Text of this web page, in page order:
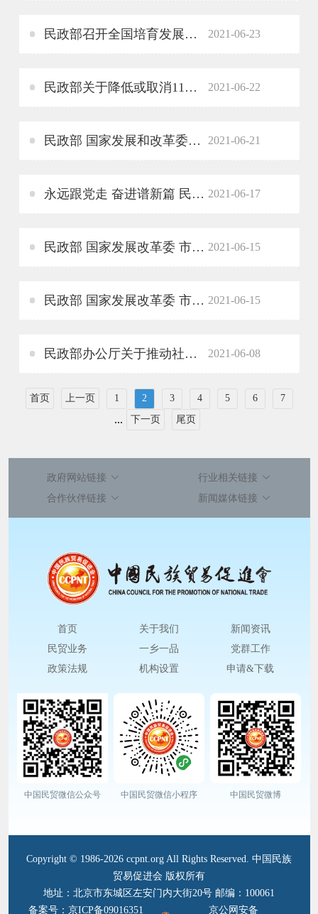
民政部召开全国培育发展社区社会组织工作推进会 2021-06-23
民政部关于降低或取消11家社会组织评估等级的公告 2021-06-22
民政部 国家发展和改革委员会印发《“十四五”民政事业发展规划》 要求推动社会组织健康有序发展 2021-06-21
永远跟党走 奋进谱新篇 民政部部管社会组织综合党委举办部管社会组织党史学习教育知识竞赛 2021-06-17
民政部 国家发展改革委 市场监管总局关于开展行业协会商会乱收费专项清理整治工作的通知 2021-06-15
民政部 国家发展改革委 市场监管总局关于组织开展2021年度 全国性行业协会商会收费自查抽查工作的通知 2021-06-15
民政部办公厅关于推动社会组织开展“邻里守望”关爱行动的通知 2021-06-08
首页 上一页 1 2 3 4 5 6 7
... 下一页 尾页
政府网站链接
行业相关链接
合作伙伴链接
新闻媒体链接
首页 关于我们
新闻资讯
民贸业务
一乡一品
党群工作
政策法规
机构设置 申请&下载
中国民贸微信公众号 中国民贸微信小程序 中国民贸微博
Copyright © 1986-2026 ccpnt.org All Rights Reserved. 中国民族
贸易促进会 版权所有
地址：北京市东城区左安门内大街20号 邮编：100061
备案号：京ICP备09016351
京公网安备